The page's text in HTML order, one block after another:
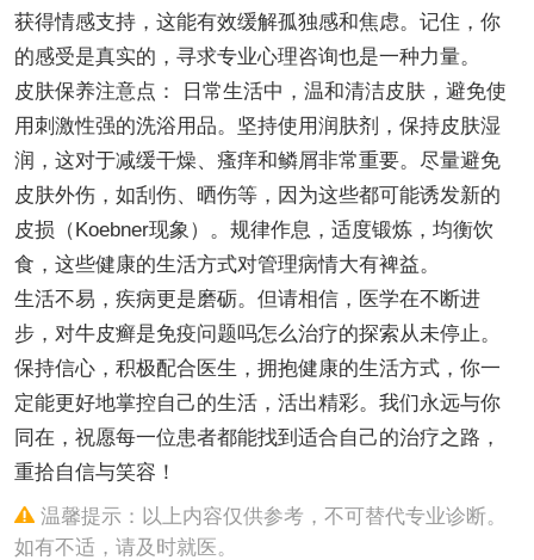
获得情感支持，这能有效缓解孤独感和焦虑。记住，你
的感受是真实的，寻求专业心理咨询也是一种力量。
皮肤保养注意点： 日常生活中，温和清洁皮肤，避免使
用刺激性强的洗浴用品。坚持使用润肤剂，保持皮肤湿
润，这对于减缓干燥、瘙痒和鳞屑非常重要。尽量避免
皮肤外伤，如刮伤、晒伤等，因为这些都可能诱发新的
皮损（Koebner现象）。规律作息，适度锻炼，均衡饮
食，这些健康的生活方式对管理病情大有裨益。
生活不易，疾病更是磨砺。但请相信，医学在不断进
步，对牛皮癣是免疫问题吗怎么治疗的探索从未停止。
保持信心，积极配合医生，拥抱健康的生活方式，你一
定能更好地掌控自己的生活，活出精彩。我们永远与你
同在，祝愿每一位患者都能找到适合自己的治疗之路，
重拾自信与笑容！
温馨提示：以上内容仅供参考，不可替代专业诊断。
如有不适，请及时就医。